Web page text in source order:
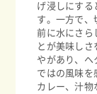
げ浸しにする
す。一方で、
前に水にさら
とが美味しさ
やがあり、ヘ
ではの風味を
カレー、汁物